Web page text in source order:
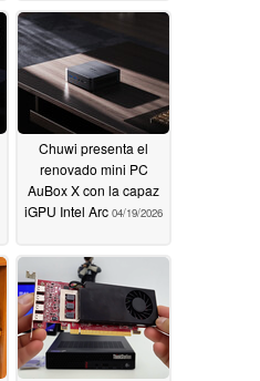
04/22/2026
Chuwi presenta el
renovado mini PC
AuBox X con la capaz
iGPU Intel Arc 04/19/2026